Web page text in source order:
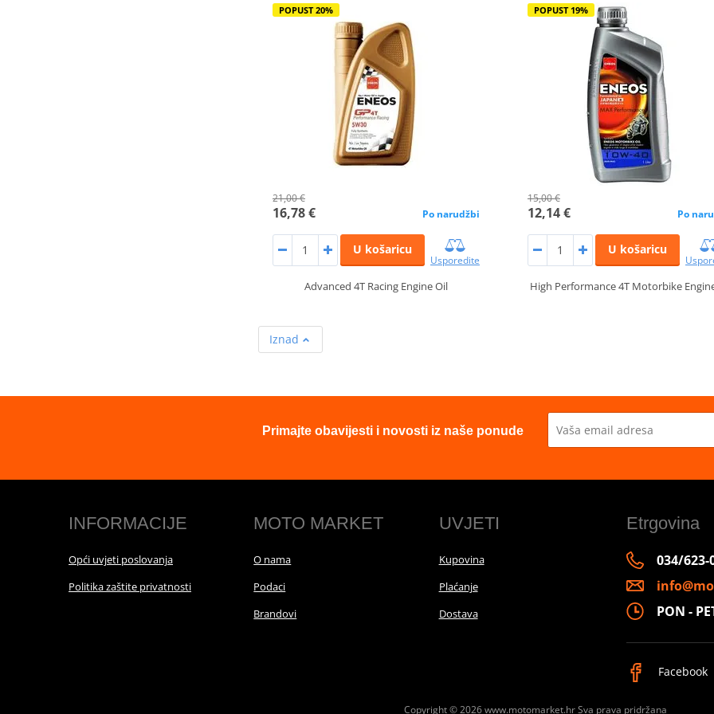
POPUST 20%
21,00 €
16,78 € Po narudžbi
U košaricu
Usporedite
Advanced 4T Racing Engine Oil
POPUST 19%
15,00 €
12,14 € Po
U košaricu
High Performance 4T Motorbike
Iznad
Primajte obavijesti i novosti iz naše ponude
INFORMACIJE
Opći uvjeti poslovanja
Politika zaštite privatnosti
MOTO MARKET
O nama
Podaci
Brandovi
UVJETI
Kupovina
Plaćanje
Dostava
Etrgovina
034/623-
PON -
Facebook
Copyright © 2026 www.motomarket.hrSva prava pridržana